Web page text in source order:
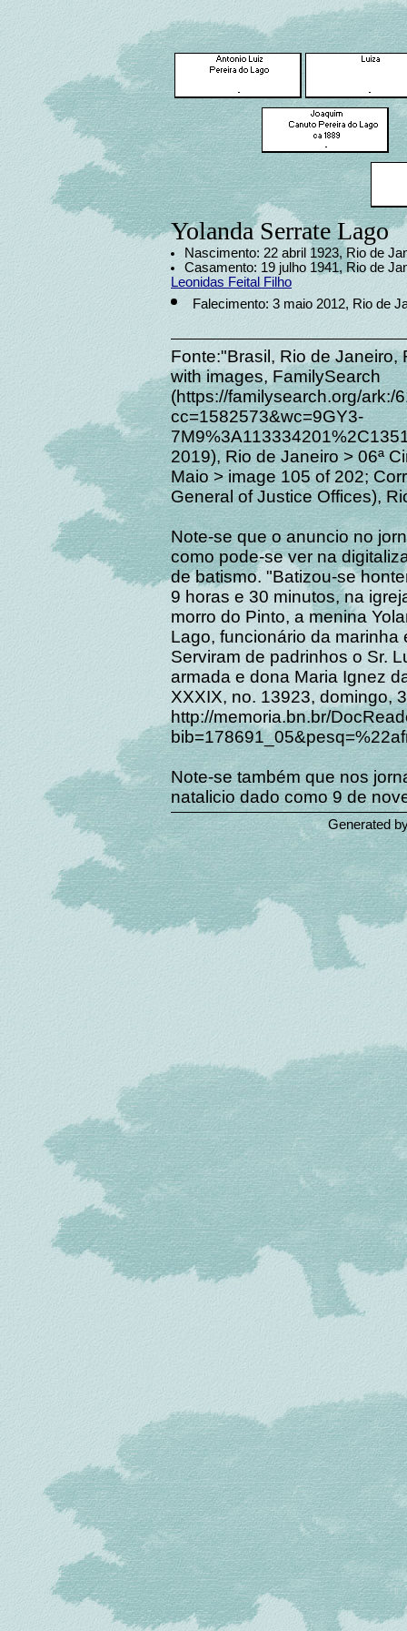
Yolanda Serrate Lago
Nascimento: 22 abril 1923, Rio de
Casamento: 19 julho 1941, Rio de
Leonidas Feital Filho
Falecimento: 3 maio 2012, Rio de
Fonte:"Brasil, Rio de
with images, FamilySearch
(https://familysearch.org/ark:/
cc=1582573&wc=9GY3-
2019), Rio de Janeiro > 06ª
Maio > image 105 of 202;
General of Justice Offices),
Note-se que o anuncio no
como pode-se ver na
de batismo. "Batizou-se
9 horas e 30 minutos, na
morro do Pinto, a menina
Lago, funcionário da
Serviram de padrinhos o Sr.
armada e dona Maria Ignez
XXXIX, no. 13923, domingo,
http://memoria.bn.br/
Note-se também que nos
natalicio dado como 9 de
Generated